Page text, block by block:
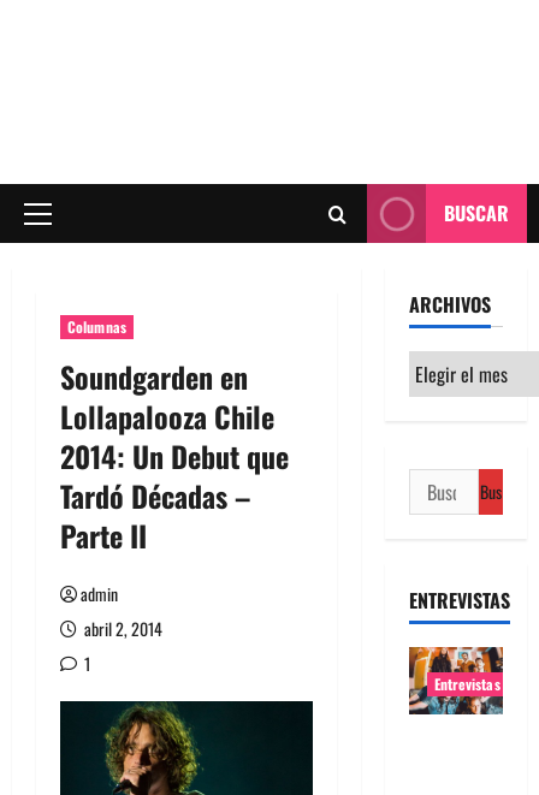
Menú
BUSCAR
Columnas
Soundgarden en
Lollapalooza Chile
2014: Un Debut que
Tardó Décadas –
Parte II
admin
abril 2, 2014
1
ARCHIVOS
Archivos
Buscar:
ENTREVISTAS
Entrevistas